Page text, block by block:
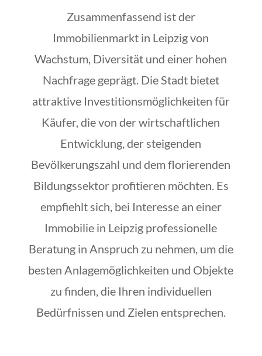
Zusammenfassend ist der
Immobilienmarkt in Leipzig von
Wachstum, Diversität und einer hohen
Nachfrage geprägt. Die Stadt bietet
attraktive Investitionsmöglichkeiten für
Käufer, die von der wirtschaftlichen
Entwicklung, der steigenden
Bevölkerungszahl und dem florierenden
Bildungssektor profitieren möchten. Es
empfiehlt sich, bei Interesse an einer
Immobilie in Leipzig professionelle
Beratung in Anspruch zu nehmen, um die
besten Anlagemöglichkeiten und Objekte
zu finden, die Ihren individuellen
Bedürfnissen und Zielen entsprechen.